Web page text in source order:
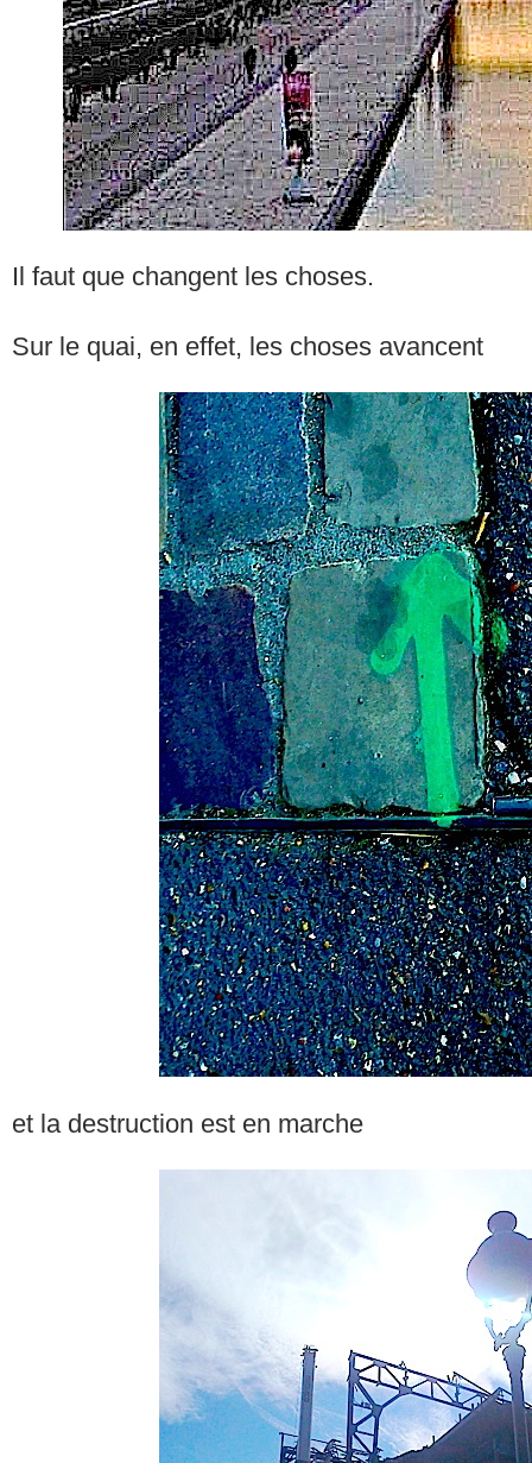
Il faut que changent les choses.
Sur le quai, en effet, les choses avancent
et la destruction est en marche